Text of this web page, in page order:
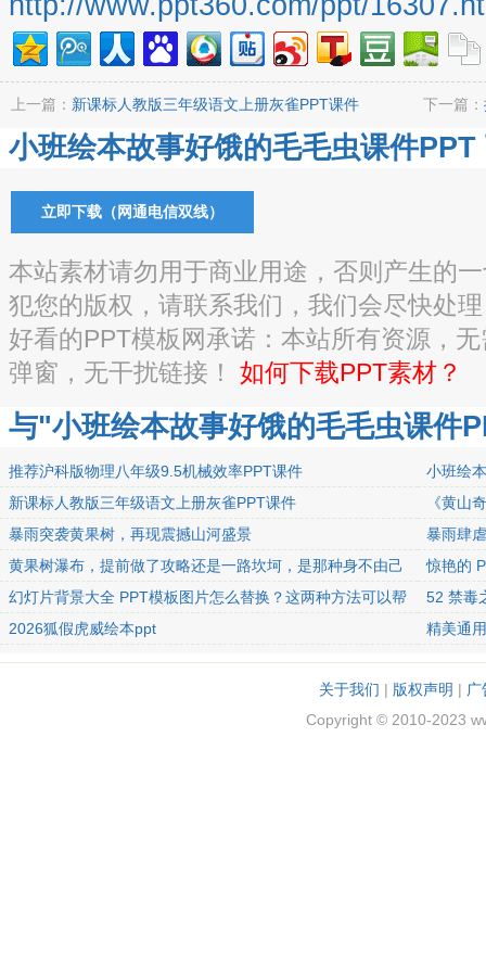
上一篇： 新课标人教版三年级语文上册灰雀PPT课件 下一篇：
小班绘本故事好饿的毛毛虫课件
立即下载（网通电信双线）
本站素材请勿用于商业用途，否则产生的
犯您的版权，请联系我们，我们会尽快处
好看的PPT模板网承诺：本站所有资源，
弹窗，无干扰链接！ 如何下载PPT素材？
与"小班绘本故事好饿的毛毛虫课件
推荐沪科版物理八年级9.5机械效率PPT课件
小班绘
新课标人教版三年级语文上册灰雀PPT课件
《黄山
暴雨突袭黄果树，再现震撼山河盛景
暴雨肆
黄果树瀑布，提前做了攻略还是一路坎坷，是那种身不由己
的坎坷
惊艳的
幻灯片背景大全 PPT模板图片怎么替换？这两种方法可以帮
到你
52 禁毒
2026狐假虎威绘本ppt
精美通
关于我们 | 版权声明 |
Copyright © 2010-2023